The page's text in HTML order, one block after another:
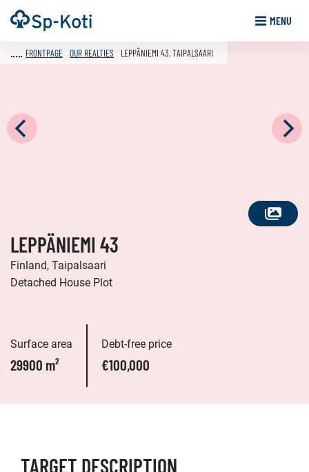
Go
to
Frontpage MENU
SEE
FRONTPAGE OUR REALTIES LEPPÄNIEMI 43, TAIPALSAARI
LEPPÄNIEMI 43
Finland, Taipalsaari
Detached House Plot
Surface area
29900 m²
Debt-free price
€100,000
TARGET DESCRIPTION